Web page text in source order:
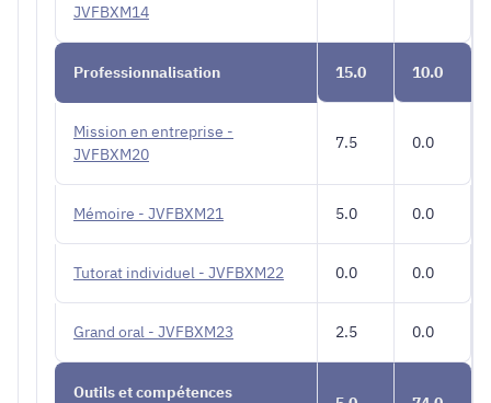
JVFBXM14
Professionnalisation 15.0 10.0
Mission en entreprise -
JVFBXM20
7.5 0.0
Mémoire - JVFBXM21 5.0 0.0
Tutorat individuel - JVFBXM22 0.0 0.0
Grand oral - JVFBXM23 2.5 0.0
Outils et compétences